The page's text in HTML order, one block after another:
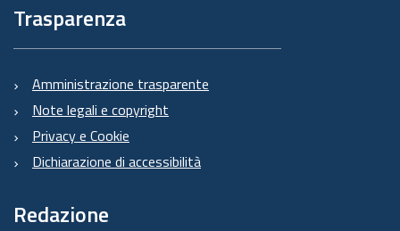
Trasparenza
Amministrazione trasparente
Note legali e copyright
Privacy e Cookie
Dichiarazione di accessibilità
Redazione